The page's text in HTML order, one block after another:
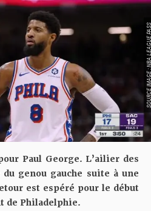
SOURCE
Paul George. L’ailier des
genou gauche suite à une
est espéré pour le début
de Philadelphie.